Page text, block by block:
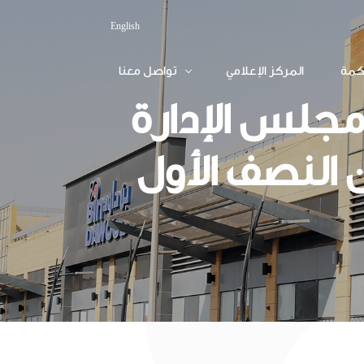
English
المركز الإعلامي تواصل معنا
الإدارة
النصف الأول